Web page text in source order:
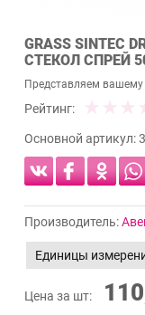
GRASS SINTEC
СТЕКОЛ СПРЕЙ
Представляем
Рейтинг:
Основной артикул:
Производитель:
Единицы
Цена за шт: